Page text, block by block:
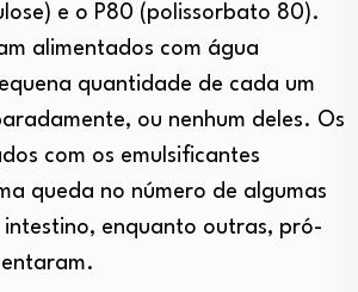
e o P80 (polissorbato 80).
alimentados com água
quantidade de cada um
ou nenhum deles. Os
com os emulsificantes
queda no número de algumas
intestino, enquanto outras, pró-